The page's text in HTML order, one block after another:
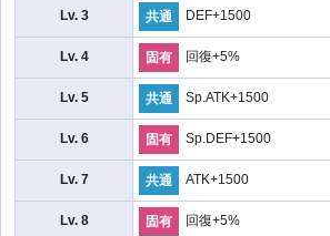
Lv. 3 共通 DEF+1500
Lv. 4 固有 回復+5%
Lv. 5 共通 Sp.ATK+1500
Lv. 6 固有 Sp.DEF+1500
Lv. 7 共通 ATK+1500
Lv. 8 固有 回復+5%